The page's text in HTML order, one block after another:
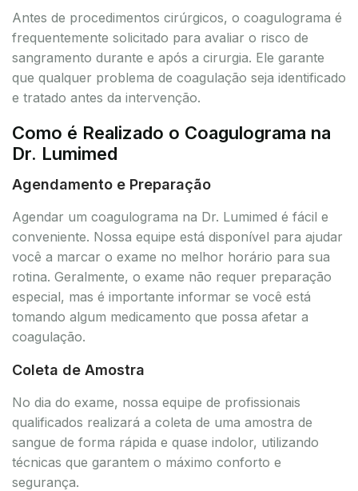
Antes de procedimentos cirúrgicos, o coagulograma é
frequentemente solicitado para avaliar o risco de
sangramento durante e após a cirurgia. Ele garante
que qualquer problema de coagulação seja identificado
e tratado antes da intervenção.
Como é Realizado o Coagulograma na
Dr. Lumimed
Agendamento e Preparação
Agendar um coagulograma na Dr. Lumimed é fácil e
conveniente. Nossa equipe está disponível para ajudar
você a marcar o exame no melhor horário para sua
rotina. Geralmente, o exame não requer preparação
especial, mas é importante informar se você está
tomando algum medicamento que possa afetar a
coagulação.
Coleta de Amostra
No dia do exame, nossa equipe de profissionais
qualificados realizará a coleta de uma amostra de
sangue de forma rápida e quase indolor, utilizando
técnicas que garantem o máximo conforto e
segurança.